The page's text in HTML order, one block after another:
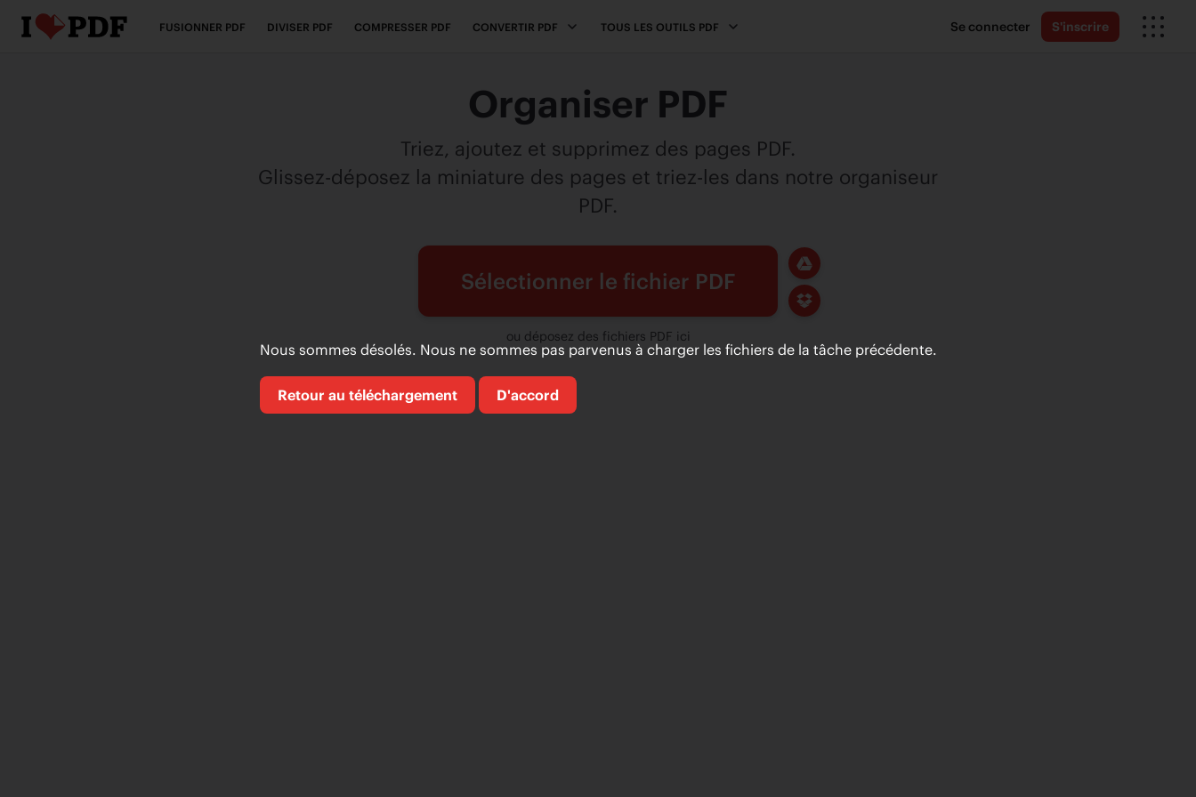
FUSIONNER PDF DIVISER PDF COMPRESSER PDF CONVERTIR PDF TOUS LES OUTILS PDF Se connecter S'inscrire
Organiser PDF
Triez, ajoutez et supprimez des pages PDF.
Glissez-déposez la miniature des pages et triez-les dans notre organiseur
PDF.
Sélectionner le fichier PDF
ou déposez des fichiers PDF ici
Nous sommes désolés. Nous ne sommes pas parvenus à charger les fichiers de la tâche précédente.
Retour au téléchargement D'accord